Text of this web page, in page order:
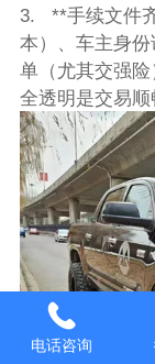
3. **手续文件
本）、车主身
单（尤其交强
全透明是交易顺
电话咨询